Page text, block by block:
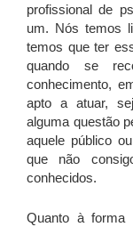
profissional de
um. Nós temos
temos que ter
quando se
conhecimento,
apto a atuar,
alguma questão
aquele público
que não
conhecidos.
Quanto à forma